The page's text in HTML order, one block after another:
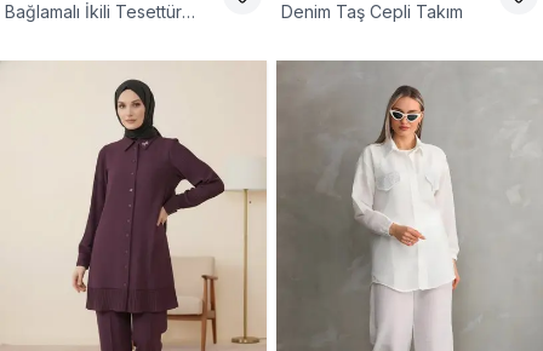
Bağlamalı İkili Tesettür
Denim Taş Cepli Takım